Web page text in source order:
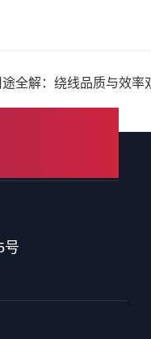
全解：绕线品质与效率
号